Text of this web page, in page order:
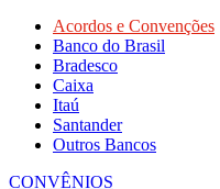
Acordos e Convenções
Banco do Brasil
Bradesco
Caixa
Itaú
Santander
Outros Bancos
CONVÊNIOS